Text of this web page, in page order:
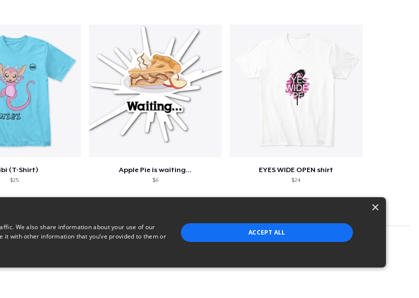
(T-Shirt)
$25
Apple Pie is waiting...
$6
EYES WIDE OPEN shirt
$24
×
We also share information about your use of our
with other information that you’ve provided to them or
ACCEPT ALL